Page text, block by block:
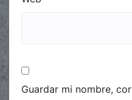
Guardar mi nombre,